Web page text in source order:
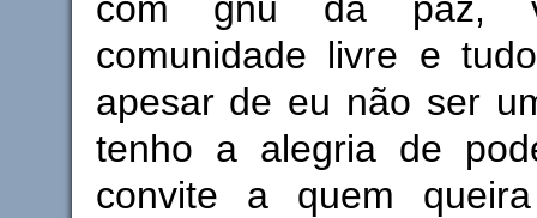
comunidade livre e
apesar de eu não ser
tenho a alegria de
convite a quem